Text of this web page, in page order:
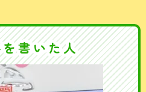
書いた人